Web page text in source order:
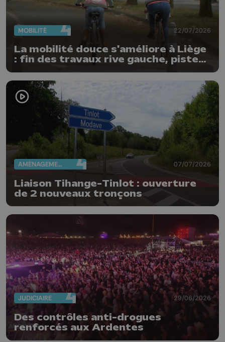
MOBILITÉ 22/07/2026
La mobilité douce s'améliore à Liège
: fin des travaux rive gauche, pistes
Guillemins...
AMÉNAGEMENT DU TERRITOIRE 07/07/2026
Liaison Tihange-Tinlot : ouverture
de 2 nouveaux tronçons
JUDICIAIRE 29/06/2026
Des contrôles anti-drogues
renforcés aux Ardentes